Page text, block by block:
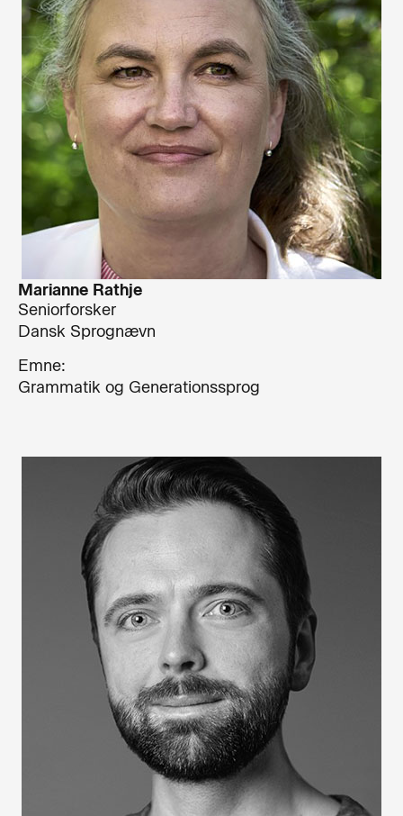
Marianne Rathje
Seniorforsker
Dansk Sprognævn
Emne:
Grammatik og Generationssprog